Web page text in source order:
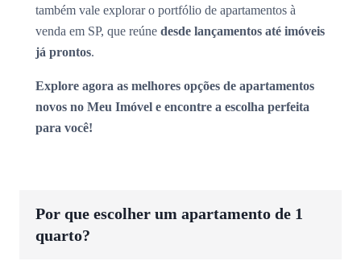
também vale explorar o portfólio de apartamentos à
venda em SP, que reúne desde lançamentos até imóveis
já prontos.
Explore agora as melhores opções de apartamentos
novos no Meu Imóvel e encontre a escolha perfeita
para você!
Por que escolher um apartamento de 1
quarto?